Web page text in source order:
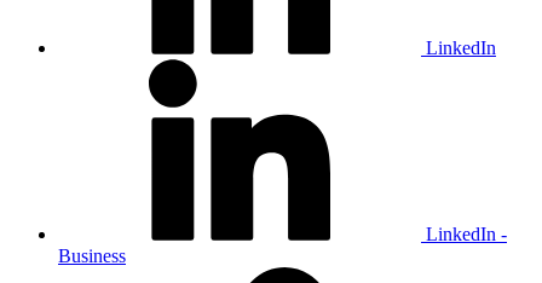
LinkedIn
LinkedIn -
Business